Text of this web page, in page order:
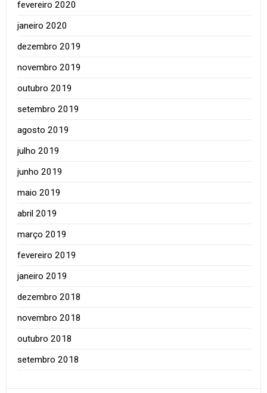
fevereiro 2020
janeiro 2020
dezembro 2019
novembro 2019
outubro 2019
setembro 2019
agosto 2019
julho 2019
junho 2019
maio 2019
abril 2019
março 2019
fevereiro 2019
janeiro 2019
dezembro 2018
novembro 2018
outubro 2018
setembro 2018